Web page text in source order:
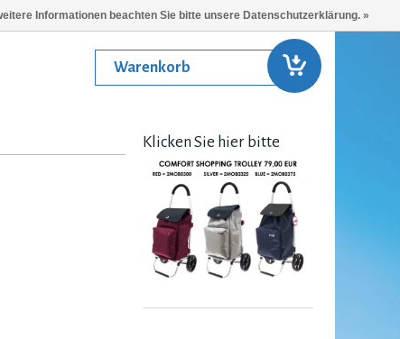
Warenkorb
Klicken Sie hier bitte
Informationen beachten Sie bitte unsere Datenschutzerklärung. »